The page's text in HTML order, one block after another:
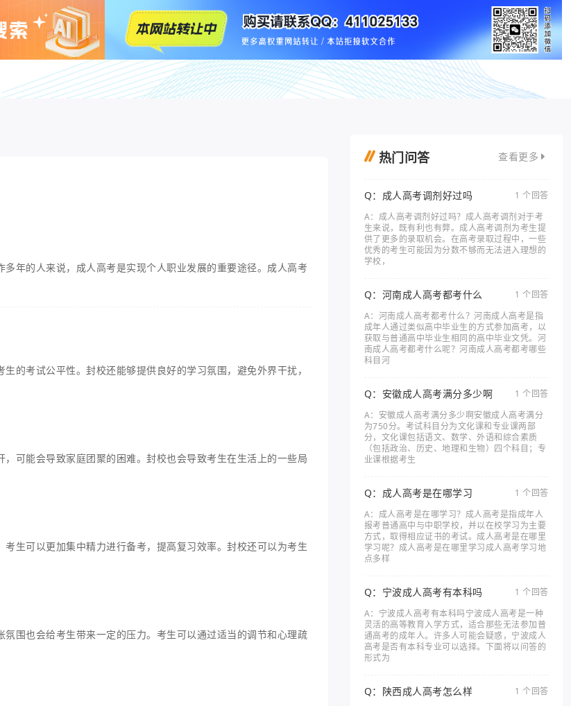
年的人来说，成人高考是实现个人职业发展的重要途径。成人高考
的考试公平性。封校还能够提供良好的学习氛围，避免外界干扰，
可能会导致家庭团聚的困难。封校也会导致考生在生活上的一些局
生可以更加集中精力进行备考，提高复习效率。封校还可以为考生
围也会给考生带来一定的压力。考生可以通过适当的调节和心理疏
热门问答 查看更多
Q：成人高考调剂好过吗
1 个回答
A：成人高考调剂好过吗？成人高考调剂对于考
生来说，既有利也有弊。成人高考调剂为考生提
供了更多的录取机会。在高考录取过程中，一些
优秀的考生可能因为分数不够而无法进入理想的
学校，
Q：河南成人高考都考什么
1 个回答
A：河南成人高考都考什么？河南成人高考是指
成年人通过类似高中毕业生的方式参加高考，以
获取与普通高中毕业生相同的高中毕业文凭。河
南成人高考都考什么呢？河南成人高考都考哪些
科目河
Q：安徽成人高考满分多少啊
1 个回答
A：安徽成人高考满分多少啊安徽成人高考满分
为750分。考试科目分为文化课和专业课两部
分，文化课包括语文、数学、外语和综合素质
（包括政治、历史、地理和生物）四个科目；专
业课根据考生
Q：成人高考是在哪学习
1 个回答
A：成人高考是在哪学习？成人高考是指成年人
报考普通高中与中职学校，并以在校学习为主要
方式，取得相应证书的考试。成人高考是在哪里
学习呢？成人高考是在哪里学习成人高考学习地
点多样
Q：宁波成人高考有本科吗
1 个回答
A：宁波成人高考有本科吗宁波成人高考是一种
灵活的高等教育入学方式，适合那些无法参加普
通高考的成年人。许多人可能会疑惑，宁波成人
高考是否有本科专业可以选择。下面将以问答的
形式为
Q：陕西成人高考怎么样
1 个回答